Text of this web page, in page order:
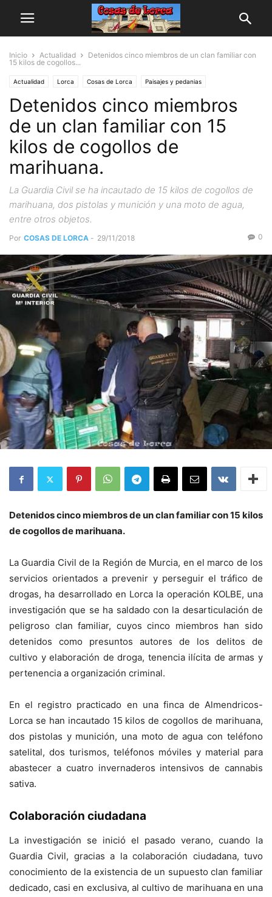
Inicio Actualidad
Detenidos cinco miembros de un clan familiar con
15 kilos de cogollos...
Actualidad Lorca Cosas de Lorca Paisajes y pedanias
Detenidos cinco miembros
de un clan familiar con 15
kilos de cogollos de
marihuana.
La Guardia Civil se ha incautado de 15 kilos de cogollos de
marihuana, dos pistolas y munición y una moto de agua,
entre otros objetos.
Por COSAS DE LORCA - 29/11/2018 0
Detenidos cinco miembros de un clan familiar con 15 kilos
de cogollos de marihuana.
La Guardia Civil de la Región de Murcia, en el marco de los
servicios orientados a prevenir y perseguir el tráfico de
drogas, ha desarrollado en Lorca la operación KOLBE, una
investigación que se ha saldado con la desarticulación de
peligroso clan familiar, cuyos cinco miembros han sido
detenidos como presuntos autores de los delitos de
cultivo y elaboración de droga, tenencia ilícita de armas y
pertenencia a organización criminal.
En el registro practicado en una finca de Almendricos-
Lorca se han incautado 15 kilos de cogollos de marihuana,
dos pistolas y munición, una moto de agua con teléfono
satelital, dos turismos, teléfonos móviles y material para
abastecer a cuatro invernaderos intensivos de cannabis
sativa.
Colaboración ciudadana
La investigación se inició el pasado verano, cuando la
Guardia Civil, gracias a la colaboración ciudadana, tuvo
conocimiento de la existencia de un supuesto clan familiar
dedicado, casi en exclusiva, al cultivo de marihuana en una